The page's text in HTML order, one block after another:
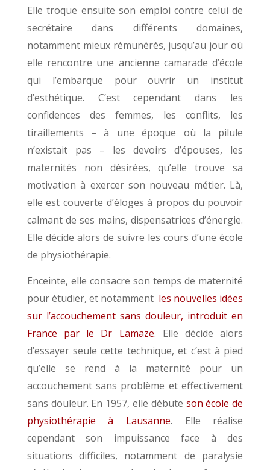
Elle troque ensuite son emploi contre celui de
secrétaire dans différents domaines,
notamment mieux rémunérés, jusqu’au jour où
elle rencontre une ancienne camarade d’école
qui l’embarque pour ouvrir un institut
d’esthétique. C’est cependant dans les
confidences des femmes, les conflits, les
tiraillements – à une époque où la pilule
n’existait pas – les devoirs d’épouses, les
maternités non désirées, qu’elle trouve sa
motivation à exercer son nouveau métier. Là,
elle est couverte d’éloges à propos du pouvoir
calmant de ses mains, dispensatrices d’énergie.
Elle décide alors de suivre les cours d’une école
de physiothérapie.
Enceinte, elle consacre son temps de maternité
pour étudier, et notamment les nouvelles idées
sur l’accouchement sans douleur, introduit en
France par le Dr Lamaze. Elle décide alors
d’essayer seule cette technique, et c’est à pied
qu’elle se rend à la maternité pour un
accouchement sans problème et effectivement
sans douleur. En 1957, elle débute son école de
physiothérapie à Lausanne. Elle réalise
cependant son impuissance face à des
situations difficiles, notamment de paralysie